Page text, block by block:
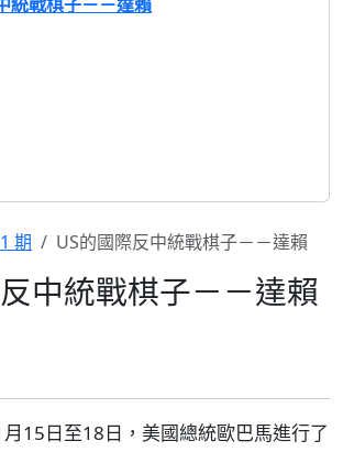
期 US的國際反中統戰棋子－－達賴
中統戰棋子－－達賴
15日至18日，美國總統歐巴馬進行了